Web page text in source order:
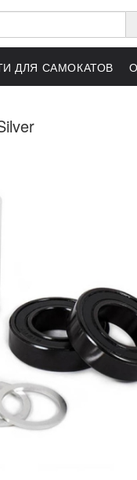
ДЛЯ САМОКАТОВ